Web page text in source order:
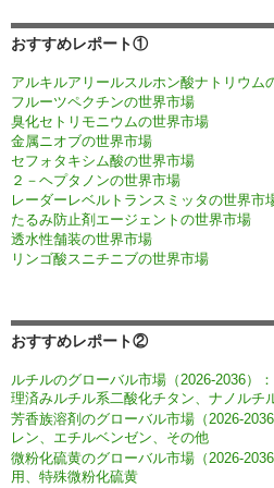
おすすめレポート①
アルキルアリールスルホン酸ナトリウム
フルーツペクチンの世界市場
臭化セトリモニウムの世界市場
金属ニオブの世界市場
セフォタキシム酸の世界市場
２－ヘプタノンの世界市場
レーダーレベルトランスミッタの世界市
たるみ防止剤エージェントの世界市場
透水性舗装の世界市場
リンゴ酸スニチニブの世界市場
おすすめレポート②
ルチルのグローバル市場（2026-2036）
理済みルチル系二酸化チタン、ナノルチ
芳香族溶剤のグローバル市場（2026-
レン、エチルベンゼン、その他
微粉化硫黄のグローバル市場（2026-
用、特殊微粉化硫黄